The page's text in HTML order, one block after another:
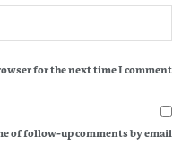
for the next time I comment.
of follow-up comments by email.